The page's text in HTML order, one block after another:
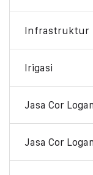
Infrastruktur
Irigasi
Jasa Cor
Jasa Cor